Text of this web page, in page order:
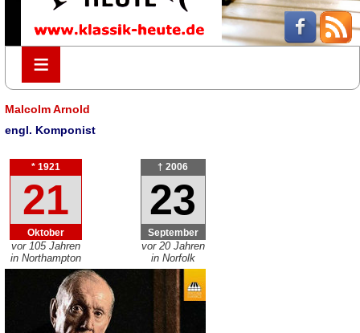
≡
≡
Malcolm Arnold
engl. Komponist
* 1921
21
Oktober
vor 105 Jahren
in Northampton
† 2006
23
September
vor 20 Jahren
in Norfolk